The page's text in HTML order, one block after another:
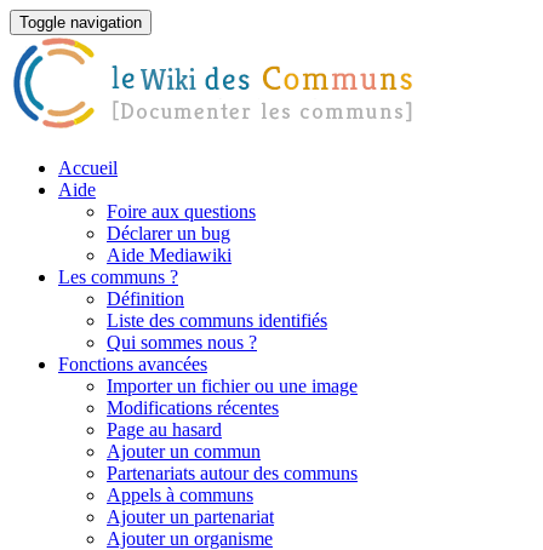
Toggle navigation
Accueil
Aide
Foire aux questions
Déclarer un bug
Aide Mediawiki
Les communs ?
Définition
Liste des communs identifiés
Qui sommes nous ?
Fonctions avancées
Importer un fichier ou une image
Modifications récentes
Page au hasard
Ajouter un commun
Partenariats autour des communs
Appels à communs
Ajouter un partenariat
Ajouter un organisme